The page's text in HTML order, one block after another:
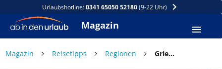
Urlaubshotline:0341 65050 52180(9-22 Uhr)
Magazin
Magazin Reisetipps Regionen Griechisches Paros: Insel der Kykladen